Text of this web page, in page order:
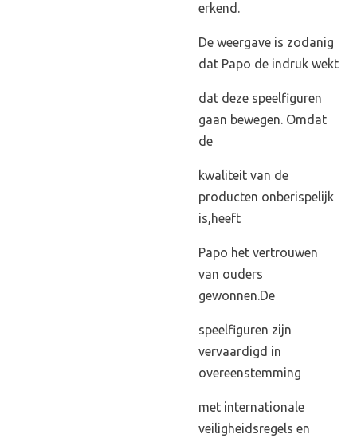
erkend.
De weergave is zodanig
dat Papo de indruk wekt
dat deze speelfiguren
gaan bewegen. Omdat
de
kwaliteit van de
producten onberispelijk
is,heeft
Papo het vertrouwen
van ouders
gewonnen.De
speelfiguren zijn
vervaardigd in
overeenstemming
met internationale
veiligheidsregels en